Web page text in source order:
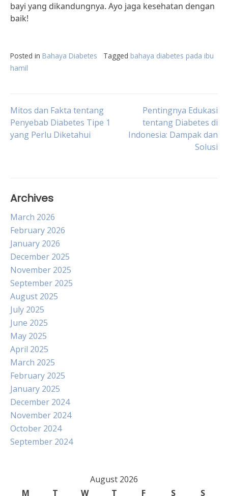
bayi yang dikandungnya. Ayo jaga kesehatan dengan
baik!
Posted in Bahaya Diabetes Tagged bahaya diabetes pada ibu
hamil
Post
navigation
Mitos dan Fakta tentang
Penyebab Diabetes Tipe 1
yang Perlu Diketahui
Pentingnya Edukasi
tentang Diabetes di
Indonesia: Dampak dan
Solusi
Archives
March 2026
February 2026
January 2026
December 2025
November 2025
September 2025
August 2025
July 2025
June 2025
May 2025
April 2025
March 2025
February 2025
January 2025
December 2024
November 2024
October 2024
September 2024
August 2026
M
T W T F S S